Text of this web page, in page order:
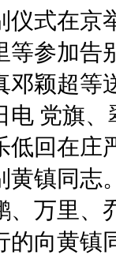
式在京
等参加告
邓颖超等
电 党旗
低回在庄
黄镇同志
、万里、
的向黄镇